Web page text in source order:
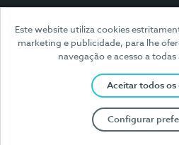
Este website utiliza cookies
marketing e publicidade, para lhe
navegação e acesso a
Aceitar todos os
Configurar